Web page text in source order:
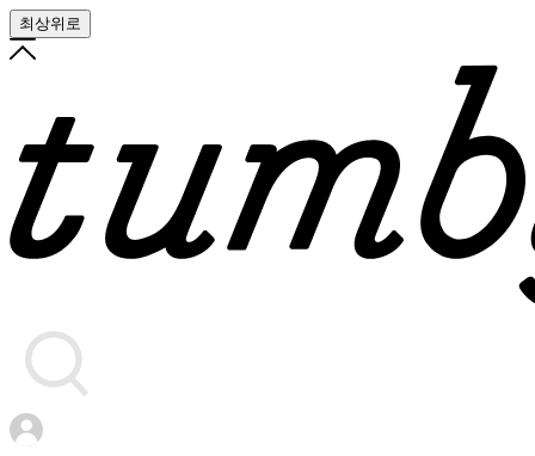
최상위로